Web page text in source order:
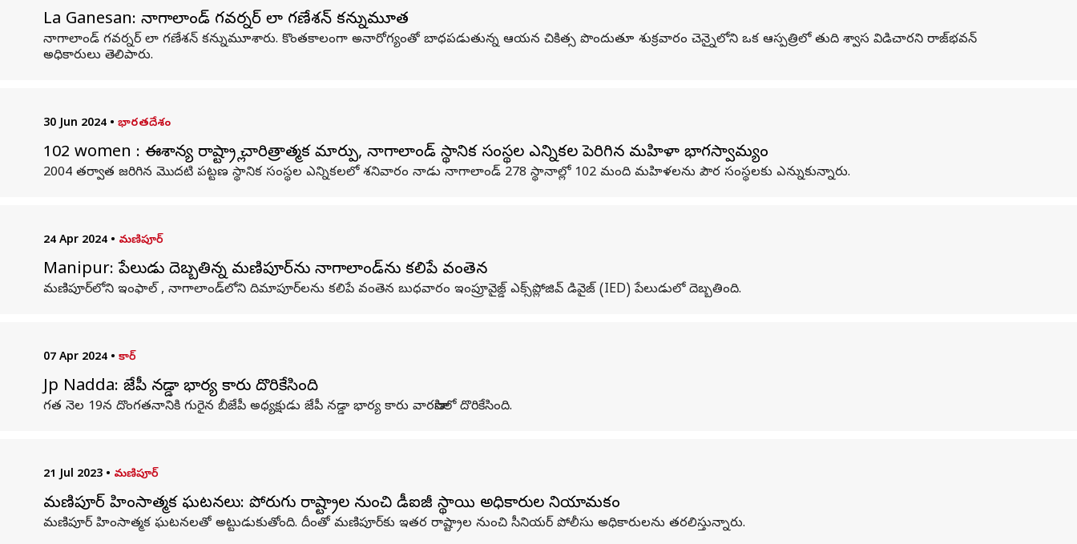
La Ganesan: నాగాలాండ్ గవర్నర్ లా గణేశన్ కన్నుమూత
నాగాలాండ్ గవర్నర్ లా గణేశన్ కన్నుమూశారు. కొంతకాలంగా అనారోగ్యంతో బాధపడుతున్న ఆయన చికిత్స పొందుతూ శుక్రవారం చెన్నైలోని ఒక ఆస్పత్రిలో తుది శ్వాస విడిచారని రాజ్‌భవన్
అధికారులు తెలిపారు.
30 Jun 2024 • భారతదేశం
102 women : ఈశాన్య రాష్ట్రాల్లో చారిత్రాత్మక మార్పు, నాగాలాండ్ స్థానిక సంస్థల ఎన్నికలలో పెరిగిన మహిళా భాగస్వామ్యం
2004 తర్వాత జరిగిన మొదటి పట్టణ స్థానిక సంస్థల ఎన్నికలలో శనివారం నాడు నాగాలాండ్ 278 స్థానాల్లో 102 మంది మహిళలను పౌర సంస్థలకు ఎన్నుకున్నారు.
24 Apr 2024 • మణిపూర్
Manipur: పేలుడులో దెబ్బతిన్న మణిపూర్‌ను నాగాలాండ్‌ను కలిపే వంతెన
మణిపూర్‌లోని ఇంఫాల్ , నాగాలాండ్‌లోని దిమాపూర్‌లను కలిపే వంతెన బుధవారం ఇంప్రూవైజ్డ్ ఎక్స్‌ప్లోజివ్ డివైజ్ (IED) పేలుడులో దెబ్బతింది.
07 Apr 2024 • కార్
Jp Nadda: జేపీ నడ్డా భార్య కారు దొరికేసింది
గత నెల 19న దొంగతనానికి గురైన బీజేపీ అధ్యక్షుడు జేపీ నడ్డా భార్య కారు వారణాసిలో దొరికేసింది.
21 Jul 2023 • మణిపూర్
మణిపూర్‌లో హింసాత్మక ఘటనలు: పోరుగు రాష్ట్రాల నుంచి డీఐజీ స్థాయి అధికారుల నియామకం
మణిపూర్ హింసాత్మక ఘటనలతో అట్టుడుకుతోంది. దీంతో మణిపూర్‌కు ఇతర రాష్ట్రాల నుంచి సీనియర్ పోలీసు అధికారులను తరలిస్తున్నారు.